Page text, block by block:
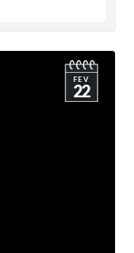
FEV
22